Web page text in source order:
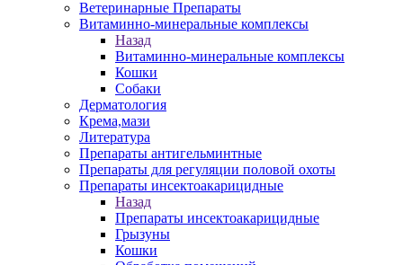
Ветеринарные Препараты
Витаминно-минеральные комплексы
Назад
Витаминно-минеральные комплексы
Кошки
Собаки
Дерматология
Крема,мази
Литература
Препараты антигельминтные
Препараты для регуляции половой охоты
Препараты инсектоакарицидные
Назад
Препараты инсектоакарицидные
Грызуны
Кошки